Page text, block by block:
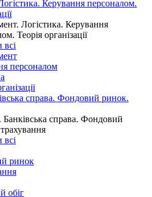
Керування персоналом.
Логістика. Керування
Теорія організації
всі
персоналом
справа. Фондовий ринок.
Банківська справа. Фондовий
всі
ринок
обіг